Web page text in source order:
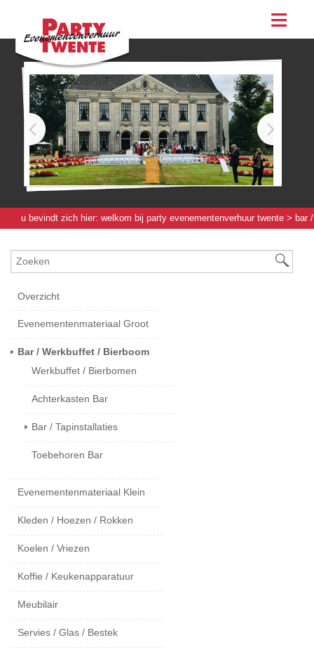
assortiment
evenementen
feesten
bestellen
contact
u bevindt zich hier: welkom bij party evenementenverhuur twente > bar /
Overzicht
Evenementenmateriaal Groot
Bar / Werkbuffet / Bierboom
Werkbuffet / Bierbomen
Achterkasten Bar
Bar / Tapinstallaties
Toebehoren Bar
Evenementenmateriaal Klein
Kleden / Hoezen / Rokken
Koelen / Vriezen
Koffie / Keukenapparatuur
Meubilair
Servies / Glas / Bestek